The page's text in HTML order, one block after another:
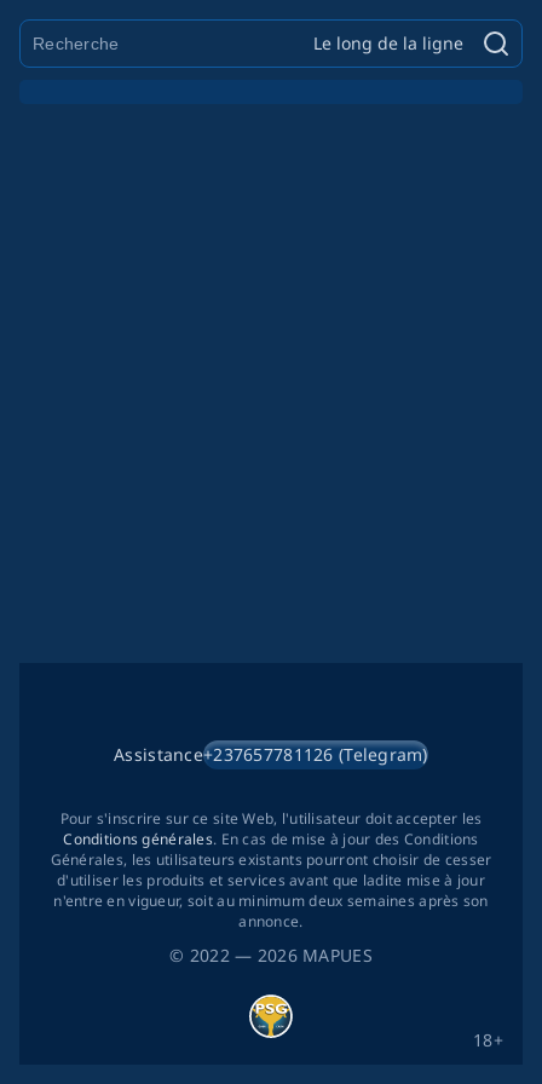
Le long de la ligne
© 2022— 2026 MAPUES
Assistance+237657781126 (Telegram)
18+
Pour s'inscrire sur ce site Web, l'utilisateur doit accepter les
Conditions générales. En cas de mise à jour des Conditions
Générales, les utilisateurs existants pourront choisir de cesser
d'utiliser les produits et services avant que ladite mise à jour
n'entre en vigueur, soit au minimum deux semaines après son
annonce.